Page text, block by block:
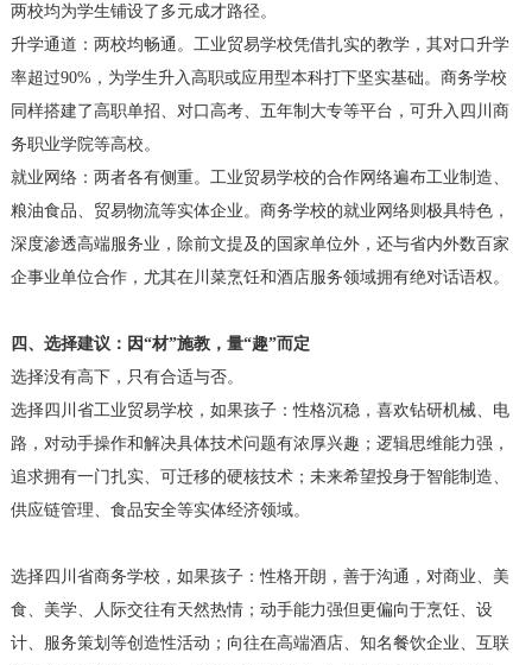
两校均为学生铺设了多元成才路径。
升学通道：两校均畅通。工业贸易学校凭借扎实的教学，其对口升学
率超过90%，为学生升入高职或应用型本科打下坚实基础。商务学校
同样搭建了高职单招、对口高考、五年制大专等平台，可升入四川商
务职业学院等高校。
就业网络：两者各有侧重。工业贸易学校的合作网络遍布工业制造、
粮油食品、贸易物流等实体企业。商务学校的就业网络则极具特色，
深度渗透高端服务业，除前文提及的国家单位外，还与省内外数百家
企事业单位合作，尤其在川菜烹饪和酒店服务领域拥有绝对话语权。
四、选择建议：因“材”施教，量“趣”而定
选择没有高下，只有合适与否。
选择四川省工业贸易学校，如果孩子：性格沉稳，喜欢钻研机械、电
路，对动手操作和解决具体技术问题有浓厚兴趣；逻辑思维能力强，
追求拥有一门扎实、可迁移的硬核技术；未来希望投身于智能制造、
供应链管理、食品安全等实体经济领域。
选择四川省商务学校，如果孩子：性格开朗，善于沟通，对商业、美
食、美学、人际交往有天然热情；动手能力强但更偏向于烹饪、设
计、服务策划等创造性活动；向往在高端酒店、知名餐饮企业、互联